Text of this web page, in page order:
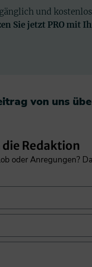
und
Sie jetzt PRO mit
von uns
Redaktion
oder Anregungen?